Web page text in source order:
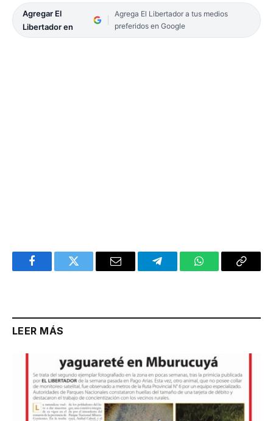
Agregar El
Libertador en
Agrega El Libertador a tus medios
preferidos en Google
FacebookTwitter Email TelegramWhatsAppCopy
LEER MÁS